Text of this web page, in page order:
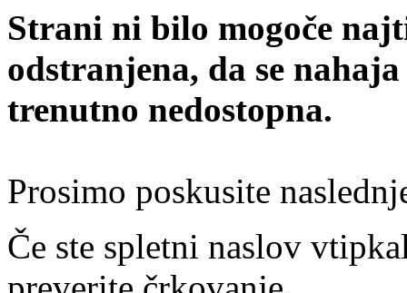
Strani ni bilo mogoče
odstranjena, da se
trenutno nedostopna.
Prosimo poskusite
Če ste spletni naslov